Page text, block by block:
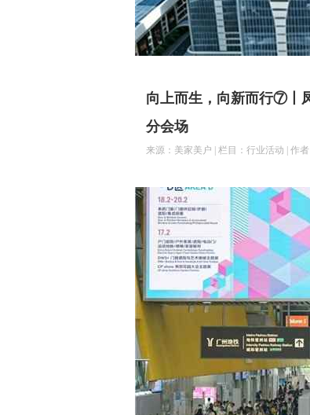
向上而生，向新而行⑦丨
分会场
来源：美家美户 | 栏目：行业活动 | 作